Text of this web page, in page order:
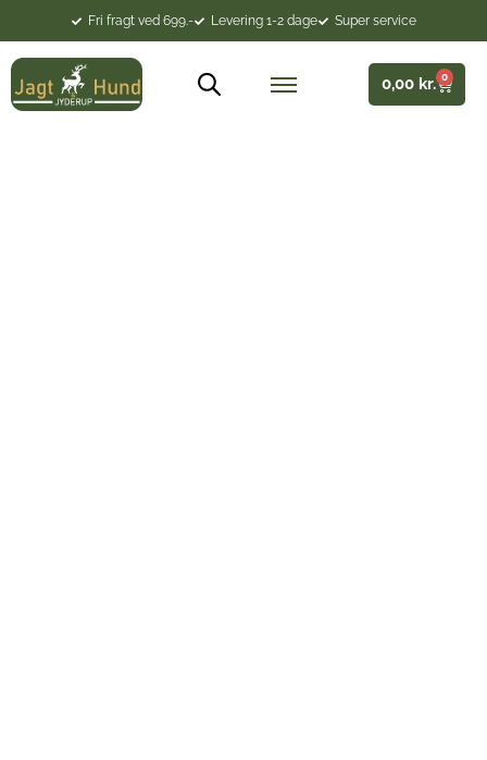
Fri fragt ved 699.- Levering 1-2 dage Super service
0,00 kr. 0